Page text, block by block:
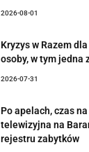
2026-08-01
Kryzys w Razem
osoby, w tym jedna
2026-07-31
Po apelach, czas
telewizyjna na
rejestru zabytków